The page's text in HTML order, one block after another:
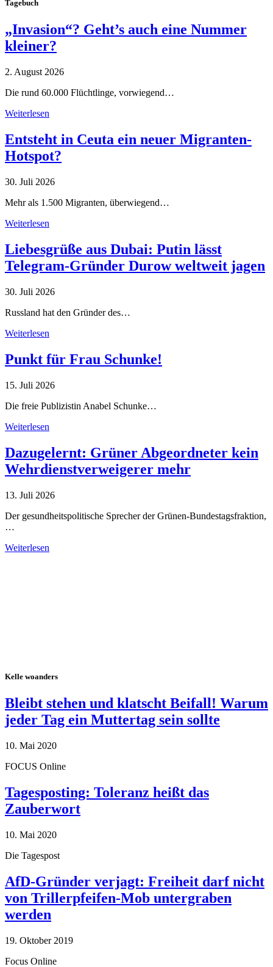
Tagebuch
„Invasion“? Geht’s auch eine Nummer
kleiner?
2. August 2026
Die rund 60.000 Flüchtlinge, vorwiegend…
Weiterlesen
Entsteht in Ceuta ein neuer Migranten-
Hotspot?
30. Juli 2026
Mehr als 1.500 Migranten, überwiegend…
Weiterlesen
Liebesgrüße aus Dubai: Putin lässt
Telegram-Gründer Durow weltweit jagen
30. Juli 2026
Russland hat den Gründer des…
Weiterlesen
Punkt für Frau Schunke!
15. Juli 2026
Die freie Publizistin Anabel Schunke…
Weiterlesen
Dazugelernt: Grüner Abgeordneter kein
Wehrdienstverweigerer mehr
13. Juli 2026
Der gesundheitspolitische Sprecher der Grünen-Bundestagsfraktion,
…
Weiterlesen
Kelle woanders
Bleibt stehen und klatscht Beifall! Warum
jeder Tag ein Muttertag sein sollte
10. Mai 2020
FOCUS Online
Tagesposting: Toleranz heißt das
Zauberwort
10. Mai 2020
Die Tagespost
AfD-Gründer verjagt: Freiheit darf nicht
von Trillerpfeifen-Mob untergraben
werden
19. Oktober 2019
Focus Online